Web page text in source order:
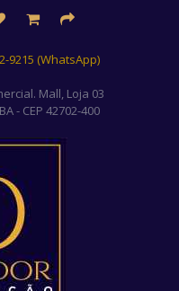
9215 (WhatsApp)
Mall, Loja 03
- CEP 42702-400